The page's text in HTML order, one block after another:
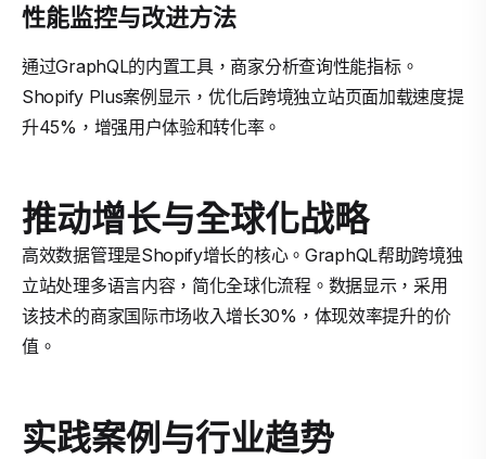
性能监控与改进方法
通过GraphQL的内置工具，商家分析查询性能指标。
Shopify Plus案例显示，优化后跨境独立站页面加载速度提
升45%，增强用户体验和转化率。
推动增长与全球化战略
高效数据管理是Shopify增长的核心。GraphQL帮助跨境独
立站处理多语言内容，简化全球化流程。数据显示，采用
该技术的商家国际市场收入增长30%，体现效率提升的价
值。
实践案例与行业趋势